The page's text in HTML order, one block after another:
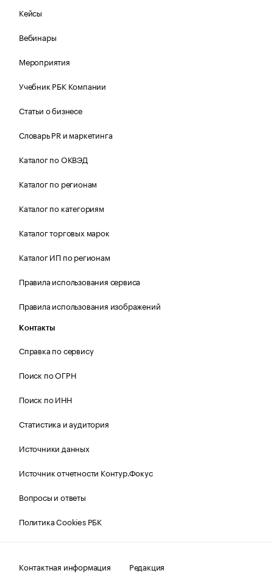
Кейсы
Вебинары
Мероприятия
Учебник РБК Компании
Статьи о бизнесе
Словарь PR и маркетинга
Каталог по ОКВЭД
Каталог по регионам
Каталог по категориям
Каталог торговых марок
Каталог ИП по регионам
Правила использования сервиса
Правила использования изображений
Контакты
Справка по сервису
Поиск по ОГРН
Поиск по ИНН
Статистика и аудитория
Источники данных
Источник отчетности Контур.Фокус
Вопросы и ответы
Политика Cookies РБК
Контактная информация
Редакция